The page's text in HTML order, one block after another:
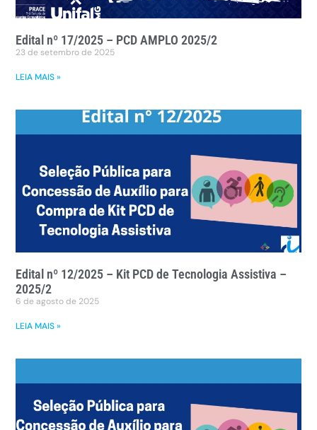
Edital nº 17/2025 – PCD AMPLO 2025/2
23 de setembro de 2025
LEIA MAIS »
Edital nº 12/2025 – Kit PCD de Tecnologia Assistiva –
2025/2
6 de agosto de 2025
LEIA MAIS »